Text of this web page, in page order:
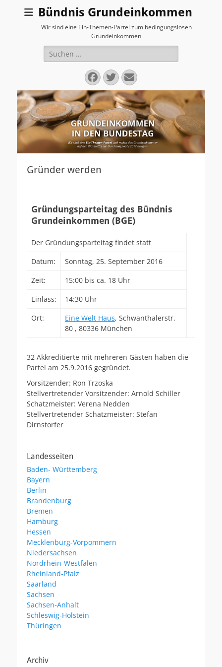
Bündnis Grundeinkommen
Wir sind eine Ein-Themen-Partei zum bedingungslosen
Grundeinkommen
Suchen
nach:
Facebook
Twitter
E-
Mail
Gründer werden
Gründungsparteitag des Bündnis
Grundeinkommen (BGE)
Der Gründungsparteitag findet statt
Datum:
Sonntag, 25. September 2016
Zeit:
15:00 bis ca. 18 Uhr
Einlass:
14:30 Uhr
Ort:
Eine Welt Haus, Schwanthalerstr.
80 , 80336 München
32 Akkreditierte mit mehreren Gästen haben die
Partei am 25.9.2016 gegründet.
Vorsitzender: Ron Trzoska
Stellvertretender Vorsitzender: Arnold Schiller
Schatzmeister: Verena Nedden
Stellvertretender Schatzmeister: Stefan
Dirnstorfer
Landesseiten
Baden- Württemberg
Bayern
Berlin
Brandenburg
Bremen
Hamburg
Hessen
Mecklenburg-Vorpommern
Niedersachsen
Nordrhein-Westfalen
Rheinland-Pfalz
Saarland
Sachsen
Sachsen-Anhalt
Schleswig-Holstein
Thüringen
Archiv